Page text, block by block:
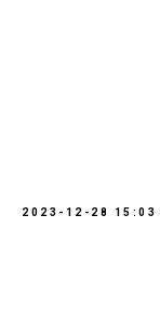
2023-12-28 15:03